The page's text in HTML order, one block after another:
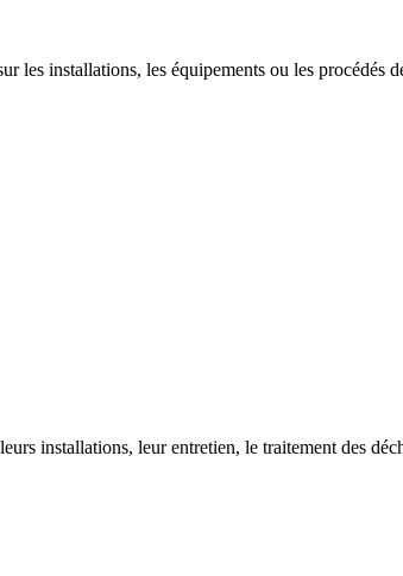
les installations, les équipements ou les procédés
installations, leur entretien, le traitement des